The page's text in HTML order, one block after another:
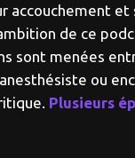
accouchement
de ce
sont menées
ou
Plusieurs